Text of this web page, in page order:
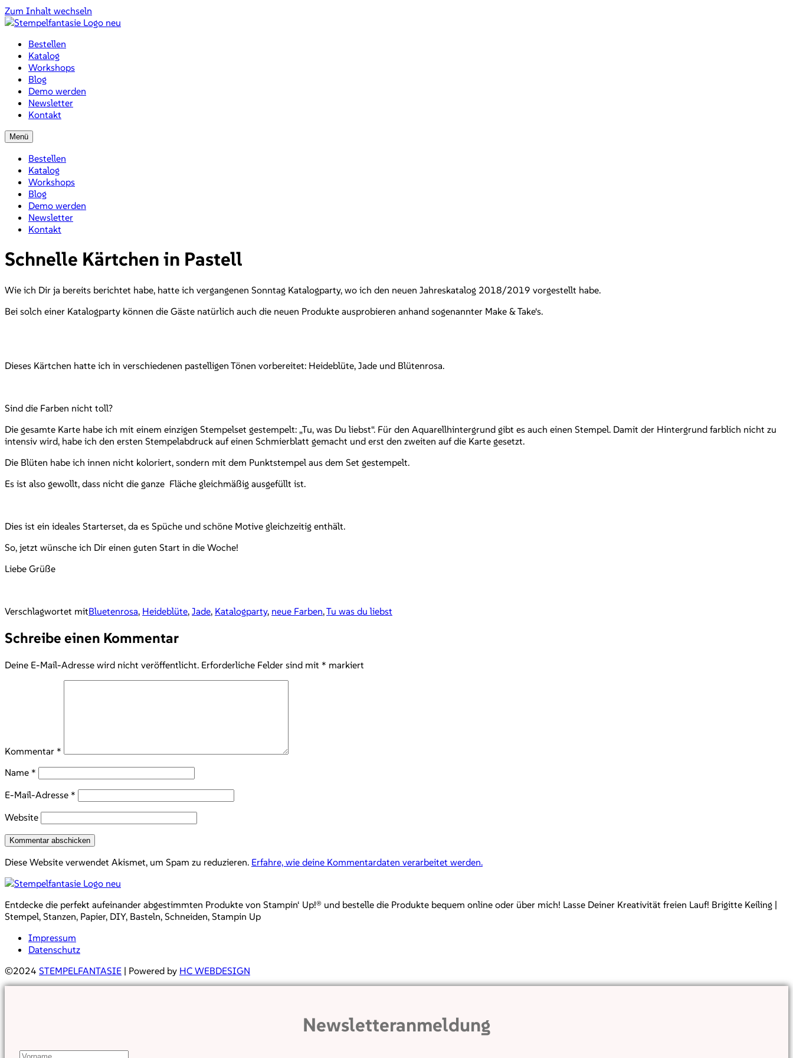
Zum Inhalt wechseln
Bestellen
Katalog
Workshops
Blog
Demo werden
Newsletter
Kontakt
Menü
Bestellen
Katalog
Workshops
Blog
Demo werden
Newsletter
Kontakt
Schnelle Kärtchen in Pastell
Wie ich Dir ja bereits berichtet habe, hatte ich vergangenen Sonntag Katalogparty, wo ich den neuen Jahreskatalog 2018/2019 vorgestellt habe.
Bei solch einer Katalogparty können die Gäste natürlich auch die neuen Produkte ausprobieren anhand sogenannter Make & Take‘s.
Dieses Kärtchen hatte ich in verschiedenen pastelligen Tönen vorbereitet: Heideblüte, Jade und Blütenrosa.
Sind die Farben nicht toll?
Die gesamte Karte habe ich mit einem einzigen Stempelset gestempelt: „Tu, was Du liebst“. Für den Aquarellhintergrund gibt es auch einen Stempel. Damit der Hintergrund farblich nicht zu
intensiv wird, habe ich den ersten Stempelabdruck auf einen Schmierblatt gemacht und erst den zweiten auf die Karte gesetzt.
Die Blüten habe ich innen nicht koloriert, sondern mit dem Punktstempel aus dem Set gestempelt.
Es ist also gewollt, dass nicht die ganze Fläche gleichmäßig ausgefüllt ist.
Dies ist ein ideales Starterset, da es Spüche und schöne Motive gleichzeitig enthält.
So, jetzt wünsche ich Dir einen guten Start in die Woche!
Liebe Grüße
Verschlagwortet mitBluetenrosa, Heideblüte, Jade, Katalogparty, neue Farben,Tu was du liebst
Schreibe einen Kommentar
Deine E-Mail-Adresse wird nicht veröffentlicht. Erforderliche Felder sind mit * markiert
Kommentar *
Name *
E-Mail-Adresse *
Website
Diese Website verwendet Akismet, um Spam zu reduzieren. Erfahre, wie deine Kommentardaten verarbeitet werden.
Entdecke die perfekt aufeinander abgestimmten Produkte von Stampin‘ Up!® und bestelle die Produkte bequem online oder über mich! Lasse Deiner Kreativität freien Lauf! Brigitte Keiling |
Stempel, Stanzen, Papier, DIY, Basteln, Schneiden, Stampin Up
Impressum
Datenschutz
©2024 STEMPELFANTASIE | Powered by HC WEBDESIGN
Newsletteranmeldung